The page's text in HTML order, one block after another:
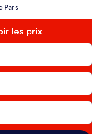
Paris
les prix